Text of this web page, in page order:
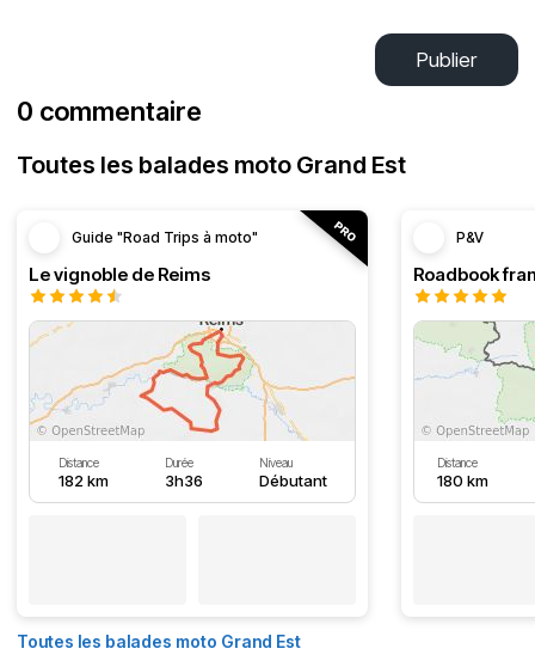
Publier
0 commentaire
Toutes les balades moto Grand Est
Guide "Road Trips à moto"
Le vignoble de Reims
Distance
182 km
Durée
3h36
Niveau
Débutant
P&V
Distance
180 km
Toutes les balades moto Grand Est